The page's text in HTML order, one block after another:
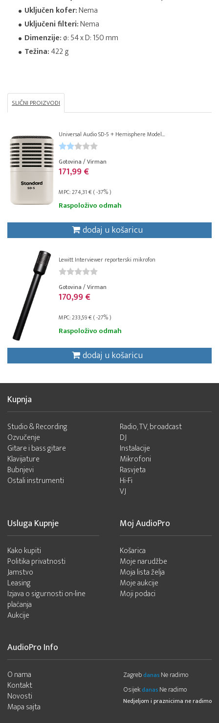
Uključen kofer:Nema
Uključeni filteri:Nema
Dimenzije:ø: 54 x D: 150 mm
Težina:422 g
SLIČNI PROIZVODI
Universal Audio SD-5 + Hemisphere Model...
Gotovina / Virman
171,99 €
MPC: 274,31 € ( -37% )
Raspoloživo odmah
dodaj u košaricu
Lewitt Interviewer reporterski mikrofon
Gotovina / Virman
170,99 €
MPC: 233,59 € ( -27% )
Raspoloživo odmah
dodaj u košaricu
Kupnja
Studio & Recording
Ozvučenje
Gitare i bass gitare
Klavijature
Bubnjevi
Ostali instrumenti
Radio, TV, broadcast
DJ
Instalacije
Mikrofoni
Rasvjeta
Hi-Fi
VJ
Usluga Kupnje
Kako kupiti
Politika privatnosti
Jamstvo
Leasing
Izjava o sigurnosti on-line
plaćanja
Aukcije
Moj AudioPro
Košarica
Moje narudžbe
Moja lista želja
Moje aukcije
Moji podaci
AudioPro Info
O nama
Kontakt
Novosti
Mapa sajta
Zagreb danas Ne radimo
Osijek danas Ne radimo
Nedjeljom i praznicima ne radimo